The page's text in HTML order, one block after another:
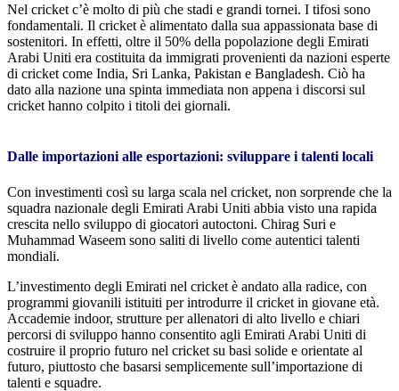
Nel cricket c’è molto di più che stadi e grandi tornei. I tifosi sono
fondamentali. Il cricket è alimentato dalla sua appassionata base di
sostenitori. In effetti, oltre il 50% della popolazione degli Emirati
Arabi Uniti era costituita da immigrati provenienti da nazioni esperte
di cricket come India, Sri Lanka, Pakistan e Bangladesh. Ciò ha
dato alla nazione una spinta immediata non appena i discorsi sul
cricket hanno colpito i titoli dei giornali.
Dalle importazioni alle esportazioni: sviluppare i talenti locali
Con investimenti così su larga scala nel cricket, non sorprende che la
squadra nazionale degli Emirati Arabi Uniti abbia visto una rapida
crescita nello sviluppo di giocatori autoctoni. Chirag Suri e
Muhammad Waseem sono saliti di livello come autentici talenti
mondiali.
L’investimento degli Emirati nel cricket è andato alla radice, con
programmi giovanili istituiti per introdurre il cricket in giovane età.
Accademie indoor, strutture per allenatori di alto livello e chiari
percorsi di sviluppo hanno consentito agli Emirati Arabi Uniti di
costruire il proprio futuro nel cricket su basi solide e orientate al
futuro, piuttosto che basarsi semplicemente sull’importazione di
talenti e squadre.